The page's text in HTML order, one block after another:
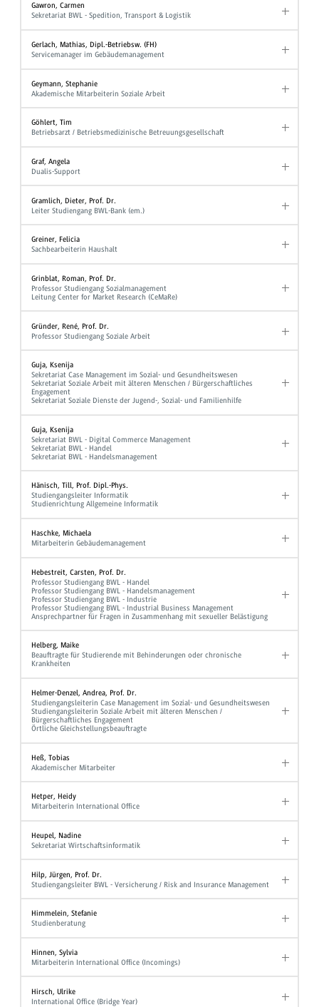
Gawron, Carmen
Sekretariat BWL - Spedition, Transport & Logistik
Gerlach, Mathias, Dipl.-Betriebsw. (FH)
Servicemanager im Gebäudemanagement
Geymann, Stephanie
Akademische Mitarbeiterin Soziale Arbeit
Göhlert, Tim
Betriebsarzt / Betriebsmedizinische Betreuungsgesellschaft
Graf, Angela
Dualis-Support
Gramlich, Dieter, Prof. Dr.
Leiter Studiengang BWL-Bank (em.)
Greiner, Felicia
Sachbearbeiterin Haushalt
Grinblat, Roman, Prof. Dr.
Professor Studiengang Sozialmanagement
Leitung Center for Market Research (CeMaRe)
Gründer, René, Prof. Dr.
Professor Studiengang Soziale Arbeit
Guja, Ksenija
Sekretariat Case Management im Sozial- und Gesundheitswesen
Sekretariat Soziale Arbeit mit älteren Menschen / Bürgerschaftliches
Engagement
Sekretariat Soziale Dienste der Jugend-, Sozial- und Familienhilfe
Guja, Ksenija
Sekretariat BWL - Digital Commerce Management
Sekretariat BWL - Handel
Sekretariat BWL - Handelsmanagement
Hänisch, Till, Prof. Dipl.-Phys.
Studiengangsleiter Informatik
Studienrichtung Allgemeine Informatik
Haschke, Michaela
Mitarbeiterin Gebäudemanagement
Hebestreit, Carsten, Prof. Dr.
Professor Studiengang BWL - Handel
Professor Studiengang BWL - Handelsmanagement
Professor Studiengang BWL - Industrie
Professor Studiengang BWL - Industrial Business Management
Ansprechpartner für Fragen in Zusammenhang mit sexueller Belästigung
Helberg, Maike
Beauftragte für Studierende mit Behinderungen oder chronische
Krankheiten
Helmer-Denzel, Andrea, Prof. Dr.
Studiengangsleiterin Case Management im Sozial- und Gesundheitswesen
Studiengangsleiterin Soziale Arbeit mit älteren Menschen /
Bürgerschaftliches Engagement
Örtliche Gleichstellungsbeauftragte
Heß, Tobias
Akademischer Mitarbeiter
Hetper, Heidy
Mitarbeiterin International Office
Heupel, Nadine
Sekretariat Wirtschaftsinformatik
Hilp, Jürgen, Prof. Dr.
Studiengangsleiter BWL - Versicherung / Risk and Insurance Management
Himmelein, Stefanie
Studienberatung
Hinnen, Sylvia
Mitarbeiterin International Office (Incomings)
Hirsch, Ulrike
International Office (Bridge Year)